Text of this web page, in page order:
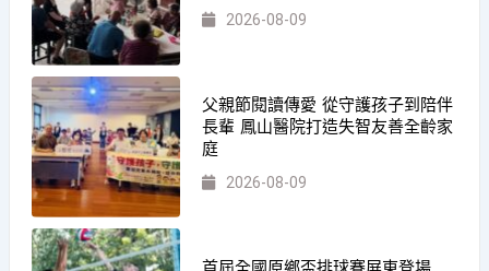
2026-08-09
父親節閱讀傳愛 從守護孩子到陪伴
長輩 鳳山醫院打造失智友善全齡家
庭
2026-08-09